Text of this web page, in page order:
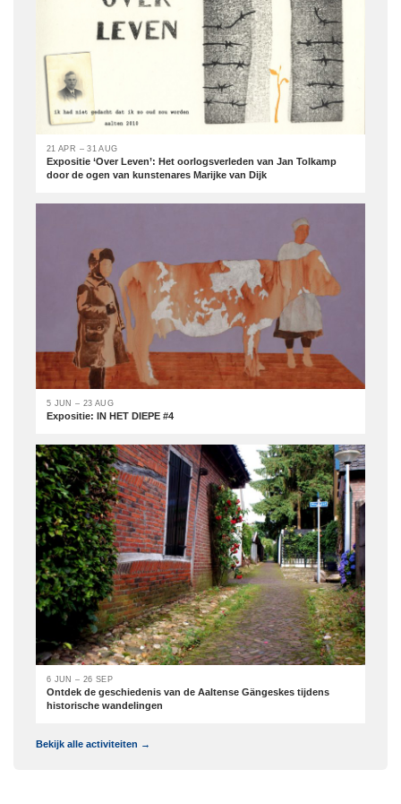
21 APR – 31 AUG
Expositie ‘Over Leven’: Het oorlogsverleden van Jan Tolkamp
door de ogen van kunstenares Marijke van Dijk
5 JUN – 23 AUG
Expositie: IN HET DIEPE #4
6 JUN – 26 SEP
Ontdek de geschiedenis van de Aaltense Gängeskes tijdens
historische wandelingen
Bekijk alle activiteiten →